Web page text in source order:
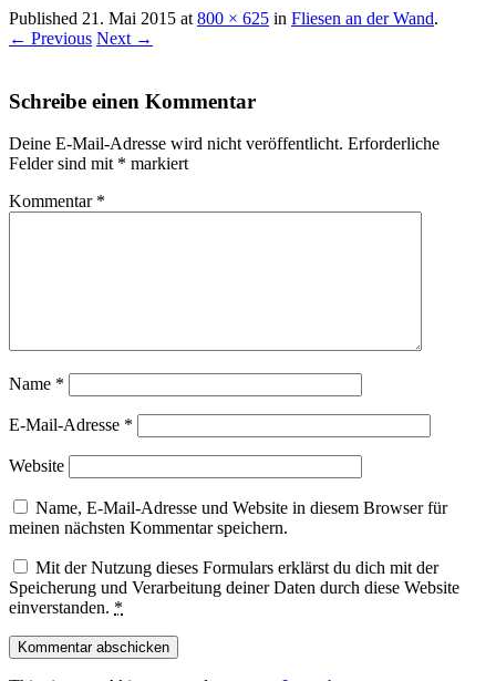
Published 21. Mai 2015 at 800 × 625 in Fliesen an der Wand.
← Previous Next →
Schreibe einen Kommentar
Deine E-Mail-Adresse wird nicht veröffentlicht. Erforderliche
Felder sind mit * markiert
Kommentar *
Name *
E-Mail-Adresse *
Website
Name, E-Mail-Adresse und Website in diesem Browser für
meinen nächsten Kommentar speichern.
Mit der Nutzung dieses Formulars erklärst du dich mit der
Speicherung und Verarbeitung deiner Daten durch diese Website
einverstanden. *